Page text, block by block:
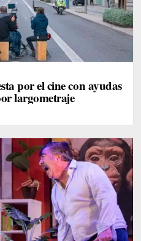
por el cine con ayudas
largometraje